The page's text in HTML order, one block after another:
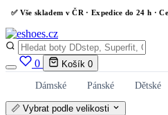
✅ Vše skladem v ČR · Expedice do 24 h ·
0 Košík 0
Dámské Pánské Dětské
📏 Vybrat podle velikosti